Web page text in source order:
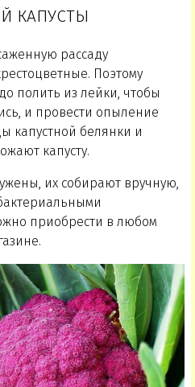
КАПУСТЫ
рассаду
Поэтому
полить из лейки, чтобы
и провести опыление
капустной белянки и
капусту.
их собирают вручную,
приобрести в любом